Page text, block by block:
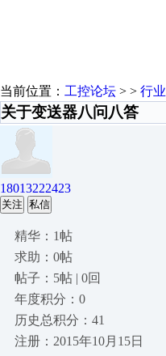
当前位置： 工控论坛 > > 行业
关于变送器八问八答
18013222423
关注 私信
精华：1帖
求助：0帖
帖子：5帖 | 0回
年度积分：0
历史总积分：41
注册：2015年10月15日